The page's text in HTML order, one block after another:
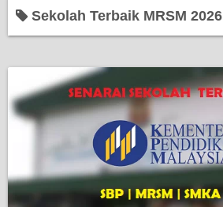
Sekolah Terbaik MRSM 2026